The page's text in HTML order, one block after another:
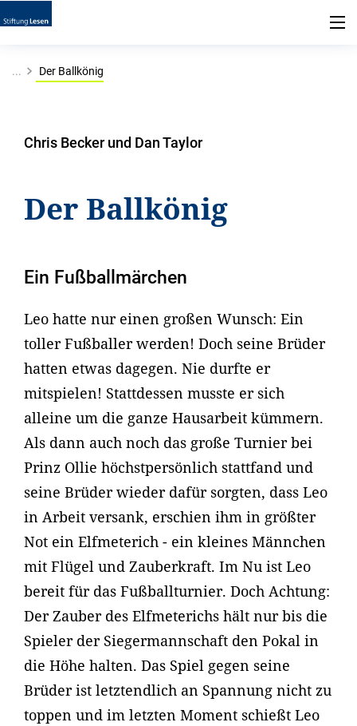
... Der Ballkönig
Chris Becker und Dan Taylor
Der Ballkönig
Ein Fußballmärchen
Leo hatte nur einen großen Wunsch: Ein
toller Fußballer werden! Doch seine Brüder
hatten etwas dagegen. Nie durfte er
mitspielen! Stattdessen musste er sich
alleine um die ganze Hausarbeit kümmern.
Als dann auch noch das große Turnier bei
Prinz Ollie höchstpersönlich stattfand und
seine Brüder wieder dafür sorgten, dass Leo
in Arbeit versank, erschien ihm in größter
Not ein Elfmeterich - ein kleines Männchen
mit Flügel und Zauberkraft. Im Nu ist Leo
bereit für das Fußballturnier. Doch Achtung:
Der Zauber des Elfmeterichs hält nur bis die
Spieler der Siegermannschaft den Pokal in
die Höhe halten. Das Spiel gegen seine
Brüder ist letztendlich an Spannung nicht zu
toppen und im letzten Moment schießt Leo